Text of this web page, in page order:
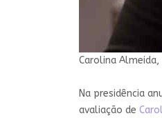
Carolina
Na presidência
avaliação de